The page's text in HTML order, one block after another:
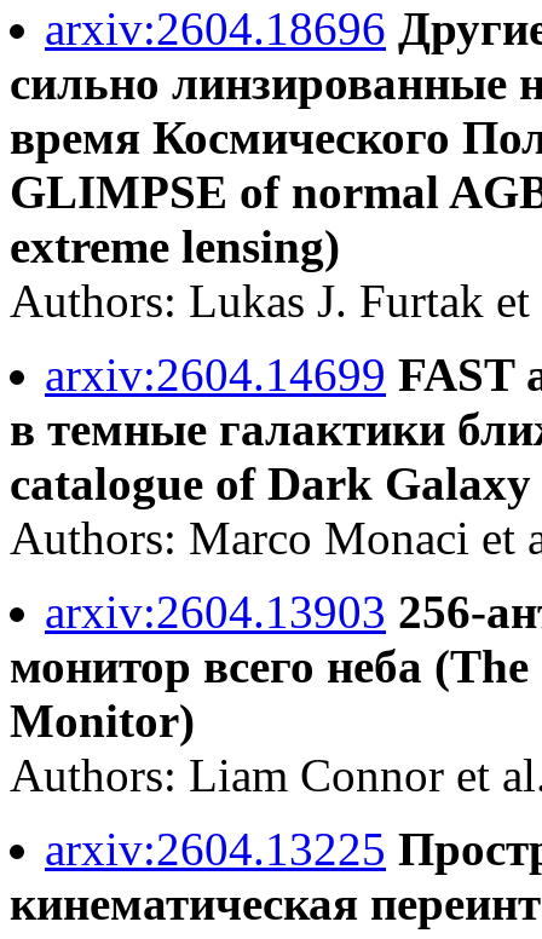
arxiv:2604.18696
сильно линзированные
время Космического
GLIMPSE of normal
extreme lensing)
Authors: Lukas J. Furtak et
arxiv:2604.14699 FAST
в темные галактики
catalogue of Dark
Authors: Marco Monaci et
arxiv:2604.13903 256-
монитор всего неба
Monitor)
Authors: Liam Connor et
arxiv:2604.13225
кинематическая